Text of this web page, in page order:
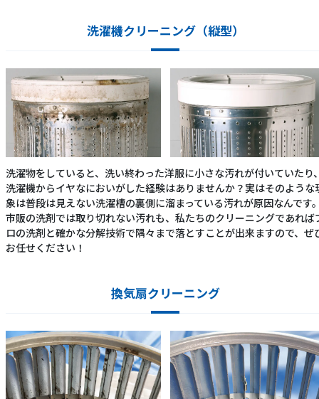
洗濯機クリーニング（縦型）
洗濯物をしていると、洗い終わった洋服に小さな汚れが付いていたり
洗濯機からイヤなにおいがした経験はありませんか？実はそのような
象は普段は見えない洗濯槽の裏側に溜まっている汚れが原因なんです
市販の洗剤では取り切れない汚れも、私たちのクリーニングであれば
ロの洗剤と確かな分解技術で隅々まで落とすことが出来ますので、ぜ
お任せください！
換気扇クリーニング